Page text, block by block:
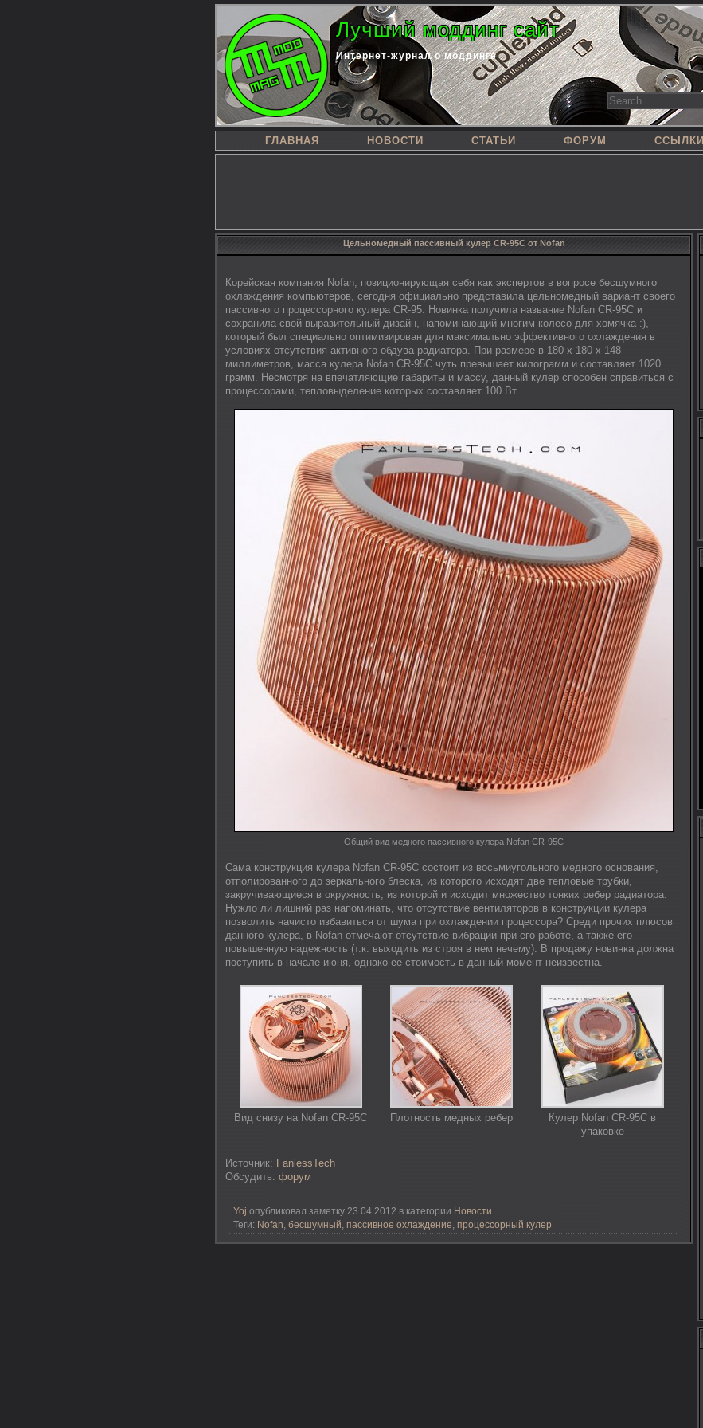
Лучший моддинг сайт
Интернет-журнал о моддинге
ГЛАВНАЯ НОВОСТИ СТАТЬИ ФОРУМ ССЫЛКИ
Цельномедный пассивный кулер CR-95C от Nofan
Корейская компания Nofan, позиционирующая себя как экспертов в вопросе бесшумного
охлаждения компьютеров, сегодня официально представила цельномедный вариант своего
пассивного процессорного кулера CR-95. Новинка получила название Nofan CR-95C и
сохранила свой выразительный дизайн, напоминающий многим колесо для хомячка :),
который был специально оптимизирован для максимально эффективного охлаждения в
условиях отсутствия активного обдува радиатора. При размере в 180 x 180 x 148
миллиметров, масса кулера Nofan CR-95C чуть превышает килограмм и составляет 1020
грамм. Несмотря на впечатляющие габариты и массу, данный кулер способен справиться с
процессорами, тепловыделение которых составляет 100 Вт.
Общий вид медного пассивного кулера Nofan CR-95C
Сама конструкция кулера Nofan CR-95C состоит из восьмиугольного медного основания,
отполированного до зеркального блеска, из которого исходят две тепловые трубки,
закручивающиеся в окружность, из которой и исходит множество тонких ребер радиатора.
Нужло ли лишний раз напоминать, что отсутствие вентиляторов в конструкции кулера
позволить начисто избавиться от шума при охлаждении процессора? Среди прочих плюсов
данного кулера, в Nofan отмечают отсутствие вибрации при его работе, а также его
повышенную надежность (т.к. выходить из строя в нем нечему). В продажу новинка должна
поступить в начале июня, однако ее стоимость в данный момент неизвестна.
Вид снизу на Nofan CR-95C Плотность медных ребер
Кулер Nofan CR-95C в
упаковке
Источник: FanlessTech
Обсудить: форум
Yoj опубликовал заметку 23.04.2012 в категории Новости
Теги: Nofan, бесшумный, пассивное охлаждение, процессорный кулер